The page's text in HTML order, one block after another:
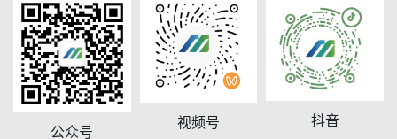
公众号
视频号 抖音